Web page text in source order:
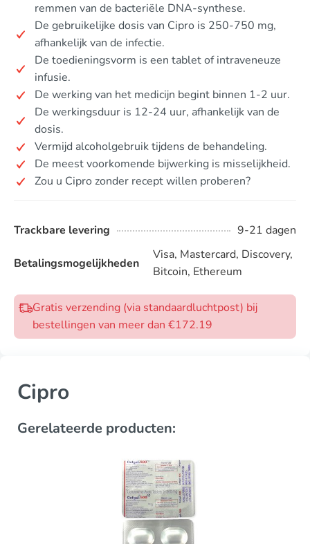
remmen van de bacteriële DNA-synthese.
De gebruikelijke dosis van Cipro is 250-750 mg,
afhankelijk van de infectie.
De toedieningsvorm is een tablet of intraveneuze
infusie.
De werking van het medicijn begint binnen 1-2 uur.
De werkingsduur is 12-24 uur, afhankelijk van de
dosis.
Vermijd alcoholgebruik tijdens de behandeling.
De meest voorkomende bijwerking is misselijkheid.
Zou u Cipro zonder recept willen proberen?
Trackbare levering 9-21 dagen
Betalingsmogelijkheden
Visa, Mastercard, Discovery,
Bitcoin, Ethereum
Gratis verzending (via standaardluchtpost) bij
bestellingen van meer dan €172.19
Cipro
Gerelateerde producten: